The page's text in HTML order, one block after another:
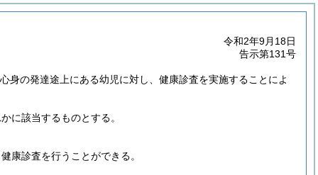
令和2年9月18日
告示第131号
身の発達途上にある幼児に対し、健康診査を実施することによ
に該当するものとする。
康診査を行うことができる。